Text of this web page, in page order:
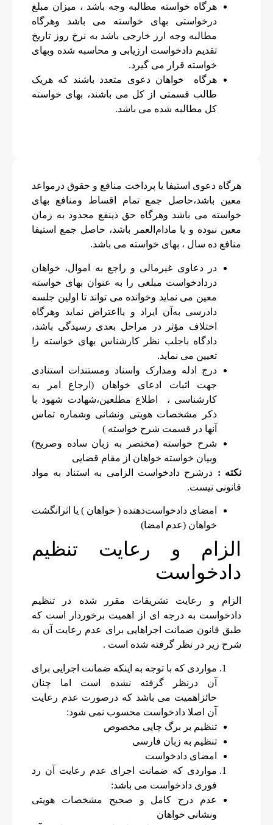
هرگاه خواسته مطالبه وجه باشد ، میزان مبلغ
درخواستی بهای خواسته می باشد وهرگاه
مطالبه وجه ارز خارجی باشد به نرخ روز تاریخ
تقدیم دادخواست ارزیابی و محاسبه شده وبهای
خواسته قرار می گیرد.
هرگاه خواهان دعوی متعدد باشند که هریک
طالب قسمتی از کل می باشند، بهای خواسته
کل مطالبه شده می باشد.
هرگاه دعوی استیفا یا پرداخت منافع و حقوق درمواعد
معین باشد،حاصل جمع تمام اقساط و‌منافع بهای
خواسته می باشد وهرگاه حق ذینفع محدود به زمان
معین نبوده و یا مادام‌العمر باشد، حاصل جمع استیفا
منافع ده سال ، بهای خواسته می باشد.
در دعاوی غیرمالی و راجع به اموال، خواهان
دردادخواست مبلغی را به عنوان بهای خواسته
معین می نماید وخوانده می تواند تا اولین جلسه
دادرسی به‌آن ایراد و یا‌اعتراض نماید وهرگاه
اختلاف مؤثر در مراحل بعدی رسیدگی باشد،
دادگاه باجلب نظر کارشناس بهای خواسته را
تعیین می نماید.
درج ادله ومدارک واسناد ومستندات استنادی
جهت اثبات ادعای خواهان (ارجاع امر به
کارشناسی ، اطلاع مطلعین،شهادت شهود با
ذکر مشخصات هویتی ونشانی وشماره تماس
آنها در قسمت شرح خواسته )
شرح خواسته (مختصر به زبان ساده وصریح)
وبیان خواسته خواهان از مقام قضایی
نکته : درشرح دادخواست الزامی به استناد به مواد
قانونی نیست.
امضای دادخواست‌دهنده ( خواهان ) یا اثرانگشت
خواهان (عدم امضا)
الزام و رعایت تنظیم
دادخواست
الزام و رعایت تشریفات مقرر شده در تنظیم
دادخواست به درجه ای از اهمیت برخوردار است که
طبق قانون ضمانت اجراهایی برای عدم رعایت آن به
شرح زیر در نظر گرفته شده است .
مواردی که با توجه به اینکه ضمانت اجرایی برای
آن درنظر گرفته نشده است اما چنان
حائزاهمیت می باشد که درصورت عدم رعایت
آن اصلا دادخواست محسوب نمی شود:
تنظیم بر برگ چاپی مخصوص
تنظیم به زبان فارسی
امضای دادخواست
مواردی که ضمانت اجرای عدم رعایت آن رد
فوری دادخواست می باشد:
عدم درج کامل و صحیح مشخصات هویتی
ونشانی خواهان